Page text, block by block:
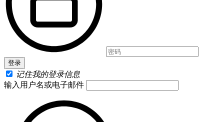
记住我的登录信息
输入用户名或电子邮件